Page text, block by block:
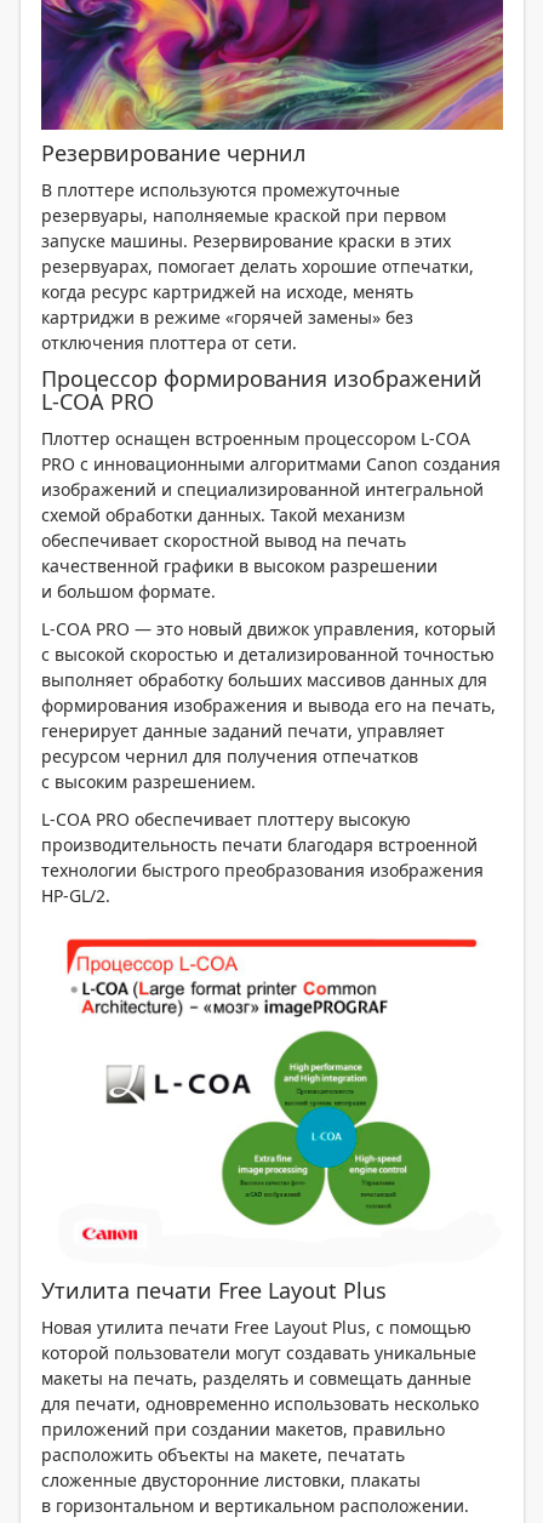
Резервирование чернил
В плоттере используются промежуточные
резервуары, наполняемые краской при первом
запуске машины. Резервирование краски в этих
резервуарах, помогает делать хорошие отпечатки,
когда ресурс картриджей на исходе, менять
картриджи в режиме «горячей замены» без
отключения плоттера от сети.
Процессор формирования изображений
L-COA PRO
Плоттер оснащен встроенным процессором L-COA
PRO с инновационными алгоритмами Canon создания
изображений и специализированной интегральной
схемой обработки данных. Такой механизм
обеспечивает скоростной вывод на печать
качественной графики в высоком разрешении
и большом формате.
L-COA PRO — это новый движок управления, который
с высокой скоростью и детализированной точностью
выполняет обработку больших массивов данных для
формирования изображения и вывода его на печать,
генерирует данные заданий печати, управляет
ресурсом чернил для получения отпечатков
с высоким разрешением.
L-COA PRO обеспечивает плоттеру высокую
производительность печати благодаря встроенной
технологии быстрого преобразования изображения
HP-GL/2.
Утилита печати Free Layout Plus
Новая утилита печати Free Layout Plus, с помощью
которой пользователи могут создавать уникальные
макеты на печать, разделять и совмещать данные
для печати, одновременно использовать несколько
приложений при создании макетов, правильно
расположить объекты на макете, печатать
сложенные двусторонние листовки, плакаты
в горизонтальном и вертикальном расположении.